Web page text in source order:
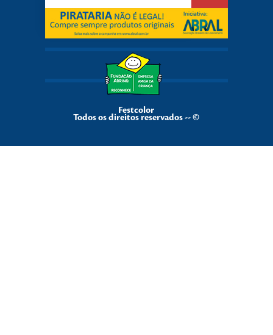
Festcolor
Todos os direitos reservados -- ©